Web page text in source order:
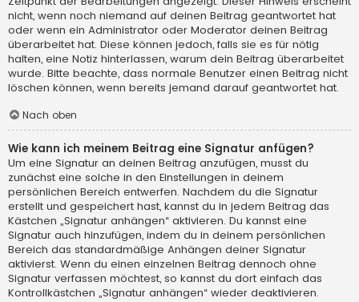
nicht, wenn noch niemand auf deinen Beitrag geantwortet hat
oder wenn ein Administrator oder Moderator deinen Beitrag
überarbeitet hat. Diese können jedoch, falls sie es für nötig
halten, eine Notiz hinterlassen, warum dein Beitrag überarbeitet
wurde. Bitte beachte, dass normale Benutzer einen Beitrag nicht
löschen können, wenn bereits jemand darauf geantwortet hat.
Nach oben
Wie kann ich meinem Beitrag eine Signatur anfügen?
Um eine Signatur an deinen Beitrag anzufügen, musst du
zunächst eine solche in den Einstellungen in deinem
persönlichen Bereich entwerfen. Nachdem du die Signatur
erstellt und gespeichert hast, kannst du in jedem Beitrag das
Kästchen „Signatur anhängen“ aktivieren. Du kannst eine
Signatur auch hinzufügen, indem du in deinem persönlichen
Bereich das standardmäßige Anhängen deiner Signatur
aktivierst. Wenn du einen einzelnen Beitrag dennoch ohne
Signatur verfassen möchtest, so kannst du dort einfach das
Kontrollkästchen „Signatur anhängen“ wieder deaktivieren.